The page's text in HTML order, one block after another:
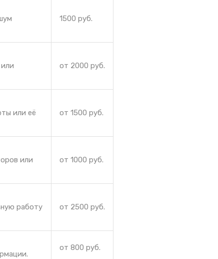
1500 руб.
от 2000 руб.
или её
от 1500 руб.
или
от 1000 руб.
работу
от 2500 руб.
от 800 руб.